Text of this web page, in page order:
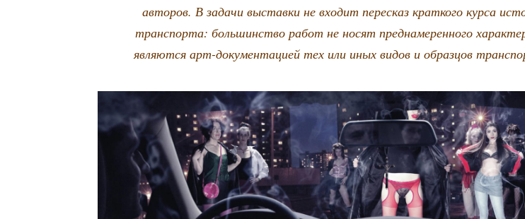
авто­ров. В зада­чи выстав­ки не вхо­дит пере­сказ крат­ко­го кур­са
транс­пор­та: боль­шин­ство работ не носят пред­на­ме­рен­но­го
явля­ют­ся арт-доку­мен­та­ци­ей тех или иных видов и образ­цов